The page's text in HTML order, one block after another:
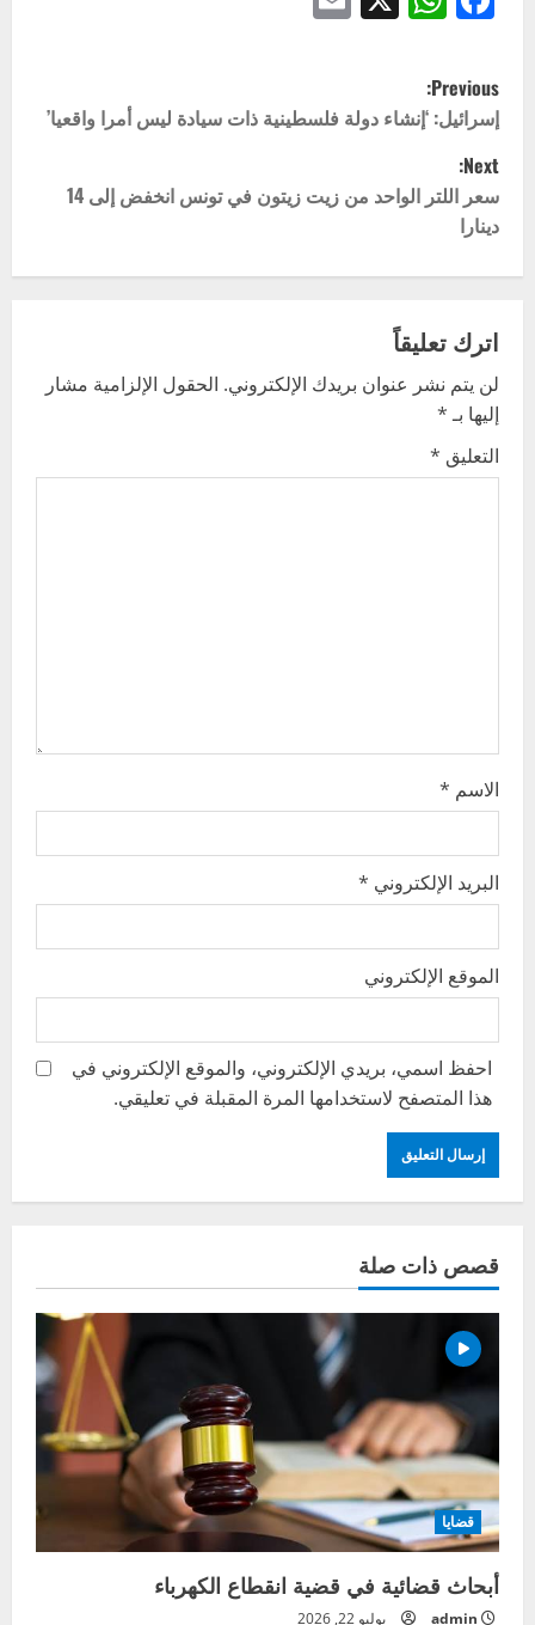
P
o
s
t
n
a
v
i
g
Previous:
إسرائيل: ‘إنشاء دولة فلسطينية ذات سيادة ليس أمرا واقعيا’
Next:
سعر اللتر الواحد من زيت زيتون في تونس انخفض إلى 14
دينارا
اترك تعليقاً
لن يتم نشر عنوان بريدك الإلكتروني. الحقول الإلزامية مشار
إليها بـ*
التعليق *
الاسم *
البريد الإلكتروني *
الموقع الإلكتروني
احفظ اسمي، بريدي الإلكتروني، والموقع الإلكتروني في
هذا المتصفح لاستخدامها المرة المقبلة في تعليقي.
قصص ذات صلة
قضايا
أبحاث قضائية في قضية انقطاع الكهرباء
admin يوليو 22, 2026